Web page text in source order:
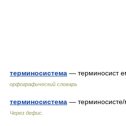
терминосистема — терминосист
орфографический словарь
терминосистема —
Через дефис.